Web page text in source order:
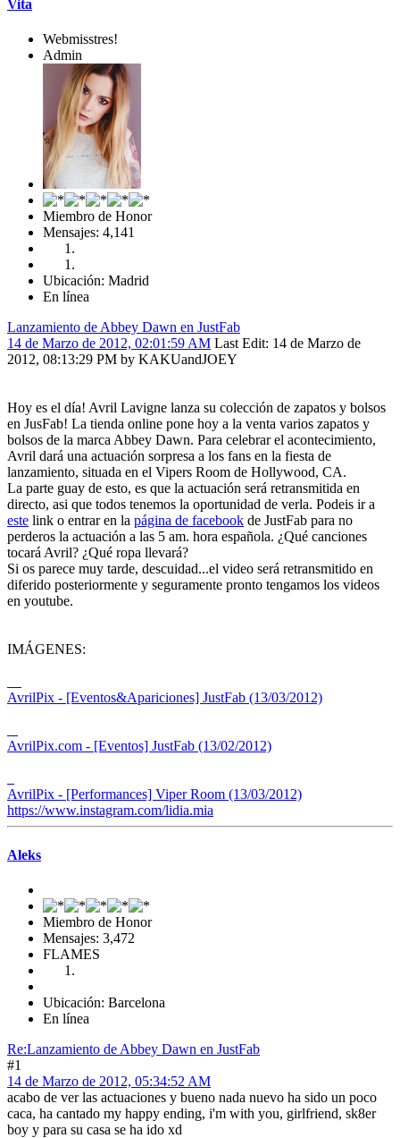
Vita
Webmisstres!
Admin
Miembro de Honor
Mensajes: 4,141
Ubicación: Madrid
En línea
Lanzamiento de Abbey Dawn en JustFab
14 de Marzo de 2012, 02:01:59 AM Last Edit: 14 de Marzo de
2012, 08:13:29 PM by KAKUandJOEY
Hoy es el día! Avril Lavigne lanza su colección de zapatos y bolsos
en JusFab! La tienda online pone hoy a la venta varios zapatos y
bolsos de la marca Abbey Dawn. Para celebrar el acontecimiento,
Avril dará una actuación sorpresa a los fans en la fiesta de
lanzamiento, situada en el Vipers Room de Hollywood, CA.
La parte guay de esto, es que la actuación será retransmitida en
directo, asi que todos tenemos la oportunidad de verla. Podeis ir a
este link o entrar en la página de facebook de JustFab para no
perderos la actuación a las 5 am. hora española. ¿Qué canciones
tocará Avril? ¿Qué ropa llevará?
Si os parece muy tarde, descuidad...el video será retransmitido en
diferido posteriormente y seguramente pronto tengamos los videos
en youtube.
IMÁGENES:
AvrilPix - [Eventos&Apariciones] JustFab (13/03/2012)
AvrilPix.com - [Eventos] JustFab (13/02/2012)
AvrilPix - [Performances] Viper Room (13/03/2012)
https://www.instagram.com/lidia.mia
Aleks
Miembro de Honor
Mensajes: 3,472
FLAMES
Ubicación: Barcelona
En línea
Re:Lanzamiento de Abbey Dawn en JustFab
#1
14 de Marzo de 2012, 05:34:52 AM
acabo de ver las actuaciones y bueno nada nuevo ha sido un poco
caca, ha cantado my happy ending, i'm with you, girlfriend, sk8er
boy y para su casa se ha ido xd